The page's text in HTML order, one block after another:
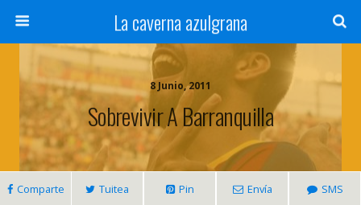
La caverna azulgrana
8 Junio, 2011
Sobrevivir A Barranquilla
Comparte Tuitea Pin Envía SMS